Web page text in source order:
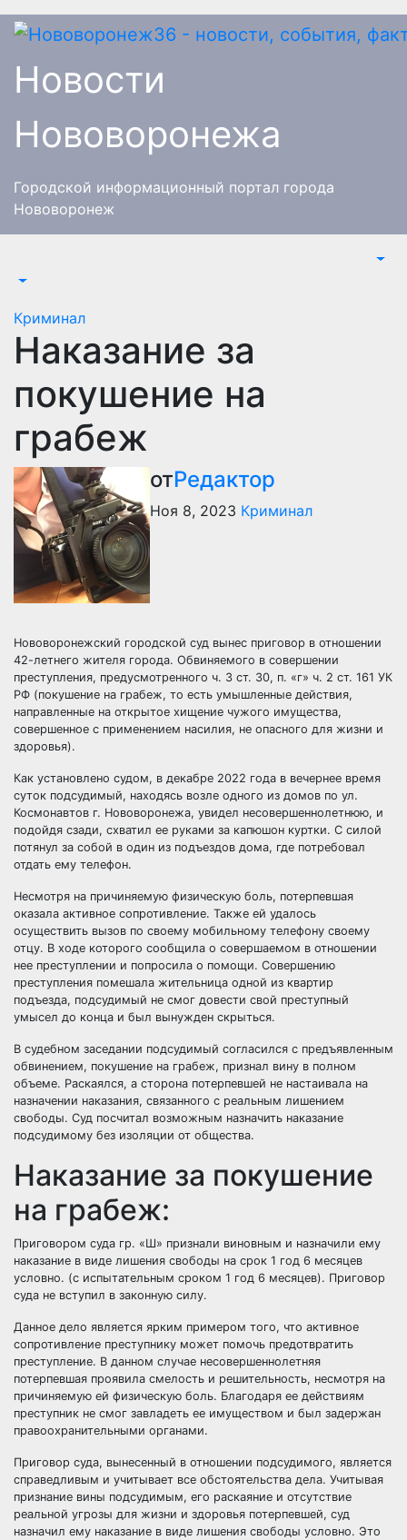
Перейти
Новости
Нововоронежа
Городской информационный портал города
Нововоронеж
Криминал
Наказание за
покушение на
грабеж
отРедактор
Ноя 8, 2023 Криминал
Нововоронежский городской суд вынес приговор в отношении
42-летнего жителя города. Обвиняемого в совершении
преступления, предусмотренного ч. 3 ст. 30, п. «г» ч. 2 ст. 161 УК
РФ (покушение на грабеж, то есть умышленные действия,
направленные на открытое хищение чужого имущества,
совершенное с применением насилия, не опасного для жизни и
здоровья).
Как установлено судом, в декабре 2022 года в вечернее время
суток подсудимый, находясь возле одного из домов по ул.
Космонавтов г. Нововоронежа, увидел несовершеннолетнюю, и
подойдя сзади, схватил ее руками за капюшон куртки. С силой
потянул за собой в один из подъездов дома, где потребовал
отдать ему телефон.
Несмотря на причиняемую физическую боль, потерпевшая
оказала активное сопротивление. Также ей удалось
осуществить вызов по своему мобильному телефону своему
отцу. В ходе которого сообщила о совершаемом в отношении
нее преступлении и попросила о помощи. Совершению
преступления помешала жительница одной из квартир
подъезда, подсудимый не смог довести свой преступный
умысел до конца и был вынужден скрыться.
В судебном заседании подсудимый согласился с предъявленным
обвинением, покушение на грабеж, признал вину в полном
объеме. Раскаялся, а сторона потерпевшей не настаивала на
назначении наказания, связанного с реальным лишением
свободы. Суд посчитал возможным назначить наказание
подсудимому без изоляции от общества.
Наказание за покушение
на грабеж:
Приговором суда гр. «Ш» признали виновным и назначили ему
наказание в виде лишения свободы на срок 1 год 6 месяцев
условно. (с испытательным сроком 1 год 6 месяцев). Приговор
суда не вступил в законную силу.
Данное дело является ярким примером того, что активное
сопротивление преступнику может помочь предотвратить
преступление. В данном случае несовершеннолетняя
потерпевшая проявила смелость и решительность, несмотря на
причиняемую ей физическую боль. Благодаря ее действиям
преступник не смог завладеть ее имуществом и был задержан
правоохранительными органами.
Приговор суда, вынесенный в отношении подсудимого, является
справедливым и учитывает все обстоятельства дела. Учитывая
признание вины подсудимым, его раскаяние и отсутствие
реальной угрозы для жизни и здоровья потерпевшей, суд
назначил ему наказание в виде лишения свободы условно. Это